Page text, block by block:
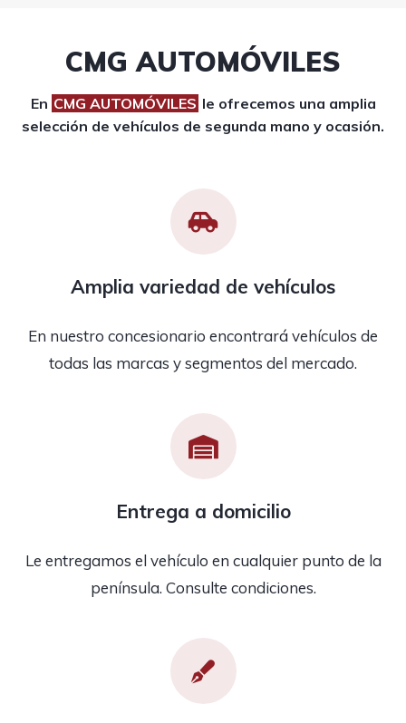
CMG AUTOMÓVILES
En CMG AUTOMÓVILES le ofrecemos una amplia
selección de vehículos de segunda mano y ocasión.
Amplia variedad de vehículos
En nuestro concesionario encontrará vehículos de
todas las marcas y segmentos del mercado.
Entrega a domicilio
Le entregamos el vehículo en cualquier punto de la
península. Consulte condiciones.